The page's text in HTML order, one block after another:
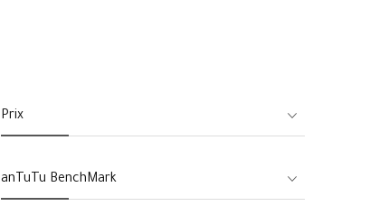
Prix
anTuTu BenchMark